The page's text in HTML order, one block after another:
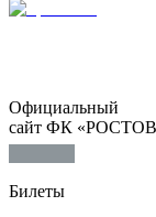
Официальный
сайт ФК
Билеты